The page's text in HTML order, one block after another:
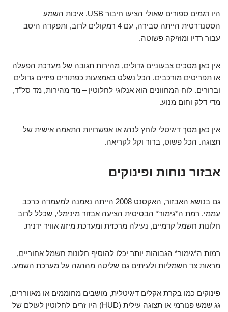
היו דגמים ספורים שאולי הציעו חיבור USB. איכות השמע
הסטנדרטית הייתה סבירה, עם 4 רמקולים לרוב, ותפקדה היטב
עבור רדיו ומוזיקה פשוטה.
אין כאן מסכים צבעוניים גדולים, מהירות תגובה של מערכת הפעלה
או תפריטים מורכבים. הכל נשלט באמצעות כפתורים פיזיים גדולים
וברורים. לוח המחוונים הוא אנלוגי לחלוטין – מד מהירות, מד סל"ד,
מדי דלק וחום מנוע.
אין כאן מסך דיגיטלי לוחץ לנהג או אפשרויות התאמה אישית של
תצוגה. הכל פשוט, ברור וקל לקריאה.
אבזור נוחות ופינוקים
גם בנושא האבזור, האקסנט 2008 הייתה נאמנה למעמדה כרכב
עממי. רמת ה*גימור* הבסיסית הציעה אבזור מינימלי, שכלל לרוב
חלונות חשמל קדמיים, נעילה מרכזית ומערכת מיזוג אוויר ידנית.
רמות ה*גימור* הגבוהות יותר יכלו להוסיף חלונות חשמל אחוריים,
מראות צד חשמליות ולעיתים גם שליטה מההגה על מערכת השמע.
פינוקים כמו בקרת אקלים דיגיטלית, מושבים מחוממים או מאווררים,
גג שמש פנורמי או תצוגה עילית (HUD) היו זרים לחלוטין לעולם של